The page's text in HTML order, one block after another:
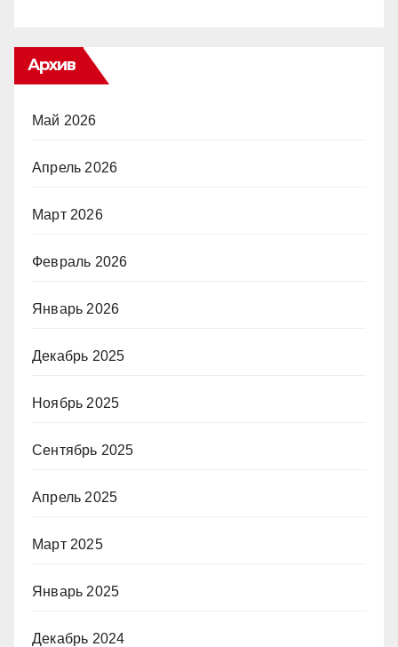
Архив
Май 2026
Апрель 2026
Март 2026
Февраль 2026
Январь 2026
Декабрь 2025
Ноябрь 2025
Сентябрь 2025
Апрель 2025
Март 2025
Январь 2025
Декабрь 2024